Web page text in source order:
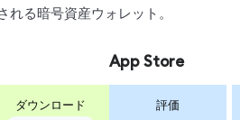
る暗号資産ウォレット。
ダウンロード
App Store
評価